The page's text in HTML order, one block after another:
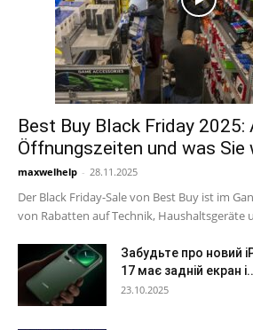
Best Buy Black Friday 2025:
Öffnungszeiten und was Sie
maxwelhelp - 28.11.2025
Der Black Friday-Sale von Best Buy ist im
von Rabatten auf Technik, Haushaltsgeräte
Забудьте про новий
17 має задній екран
23.10.2025